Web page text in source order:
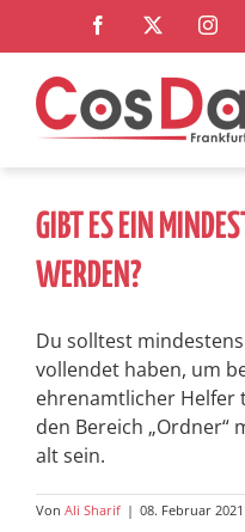
springen
Facebook
GIBT ES EIN
WERDEN?
Du solltest
vollendet haben, um
ehrenamtlicher Helfer
den Bereich „Ordner“
alt sein.
Von Ali Sharif | 08. Februar 2021